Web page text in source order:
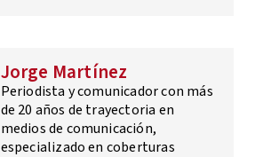
Jorge Martínez
Periodista y comunicador con más
de 20 años de trayectoria en
medios de comunicación,
especializado en coberturas